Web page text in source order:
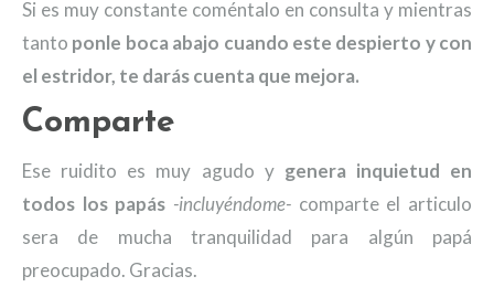
Si es muy constante coméntalo en consulta y mientras
tanto ponle boca abajo cuando este despierto y con
el estridor, te darás cuenta que mejora.
Comparte
Ese ruidito es muy agudo y genera inquietud en
todos los papás -incluyéndome- comparte el articulo
sera de mucha tranquilidad para algún papá
preocupado. Gracias.